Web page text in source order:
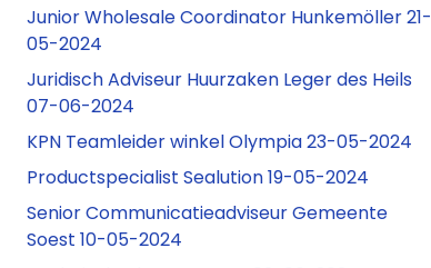
Junior Wholesale Coordinator Hunkemöller 21-
05-2024
Juridisch Adviseur Huurzaken Leger des Heils
07-06-2024
KPN Teamleider winkel Olympia 23-05-2024
Productspecialist Sealution 19-05-2024
Senior Communicatieadviseur Gemeente
Soest 10-05-2024